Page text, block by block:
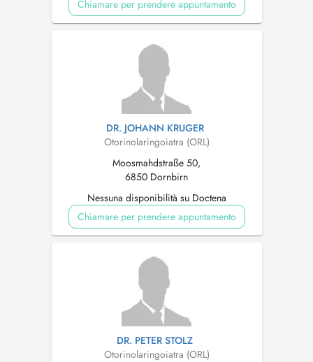
Chiamare per prendere appuntamento
DR. JOHANN KRUGER
Otorinolaringoiatra (ORL)
Moosmahdstraße 50,
6850 Dornbirn
Nessuna disponibilità su Doctena
Chiamare per prendere appuntamento
DR. PETER STOLZ
Otorinolaringoiatra (ORL)